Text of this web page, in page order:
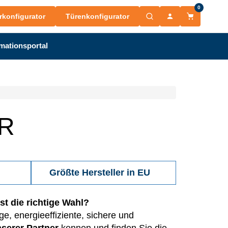
Türenkonfigurator
0
Größte Hersteller in EU
die richtige Wahl?
energieeffiziente, sichere und